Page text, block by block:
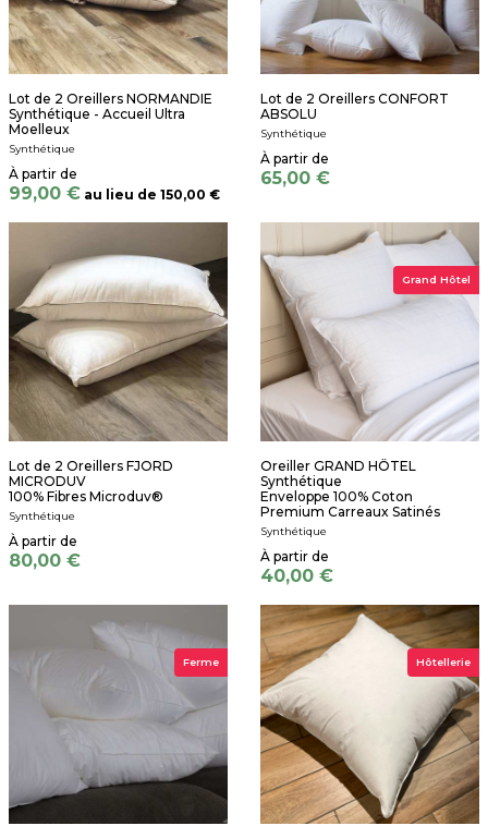
Lot de 2 Oreillers NORMANDIE
Synthétique - Accueil Ultra
Moelleux
Synthétique
99,00 € au lieu de 150,00 €
Lot de 2 Oreillers CONFORT
ABSOLU
Synthétique
65,00 €
Lot de 2 Oreillers FJORD
MICRODUV
100% Fibres Microduv®
Synthétique
80,00 €
Grand Hôtel
Oreiller GRAND HÔTEL
Synthétique
Enveloppe 100% Coton
Premium Carreaux Satinés
Synthétique
40,00 €
Ferme Hôtellerie